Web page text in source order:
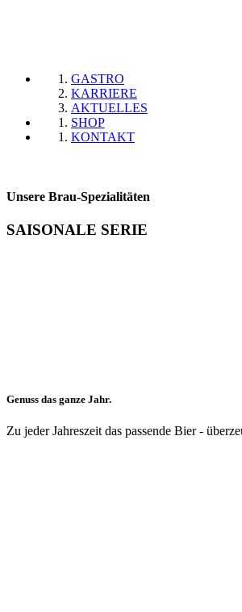
GASTRO
KARRIERE
AKTUELLES
SHOP
KONTAKT
Unsere Brau-Spezialitäten
SAISONALE SERIE
Genuss das ganze Jahr.
Zu jeder Jahreszeit das passende Bier -